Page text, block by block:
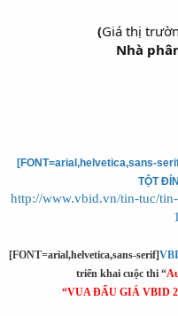
(Giá thị
Nhà
[FONT=arial,helvetica,sans-
TỘT
http://www.vbid.vn/tin-tuc/
[FONT=arial,helvetica,sans-serif]
triển khai cuộc thi “
“VUA ĐẤU GIÁ VBID